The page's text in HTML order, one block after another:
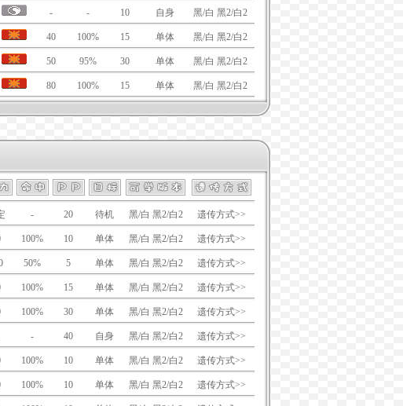
- - 10 自身 黑/白 黑2/白2
40 100% 15 单体 黑/白 黑2/白2
50 95% 30 单体 黑/白 黑2/白2
80 100% 15 单体 黑/白 黑2/白2
- 20 待机 黑/白 黑2/白2 遗传方式>>
100% 10 单体 黑/白 黑2/白2 遗传方式>>
50% 5 单体 黑/白 黑2/白2 遗传方式>>
100% 15 单体 黑/白 黑2/白2 遗传方式>>
100% 30 单体 黑/白 黑2/白2 遗传方式>>
- 40 自身 黑/白 黑2/白2 遗传方式>>
100% 10 单体 黑/白 黑2/白2 遗传方式>>
100% 10 单体 黑/白 黑2/白2 遗传方式>>